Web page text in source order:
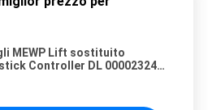
MEWP Lift sostituito
Controller DL 00002324